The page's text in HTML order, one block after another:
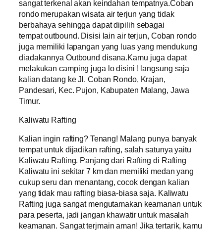
sangat terkenal akan keindahan tempatnya.Coban
rondo merupakan wisata air terjun yang tidak
berbahaya sehingga dapat dipilih sebagai
tempat outbound. Disisi lain air terjun, Coban rondo
juga memiliki lapangan yang luas yang mendukung
diadakannya Outbound disana.Kamu juga dapat
melakukan camping juga lo disini ! langsung saja
kalian datang ke Jl. Coban Rondo, Krajan,
Pandesari, Kec. Pujon, Kabupaten Malang, Jawa
Timur.
Kaliwatu Rafting
Kalian ingin rafting? Tenang! Malang punya banyak
tempat untuk dijadikan rafting, salah satunya yaitu
Kaliwatu Rafting. Panjang dari Rafting di Rafting
Kaliwatu ini sekitar 7 km dan memiliki medan yang
cukup seru dan menantang, cocok dengan kalian
yang tidak mau rafting biasa-biasa saja. Kaliwatu
Rafting juga sangat mengutamakan keamanan untuk
para peserta, jadi jangan khawatir untuk masalah
keamanan. Sangat terjmain aman! Jika tertarik, kamu